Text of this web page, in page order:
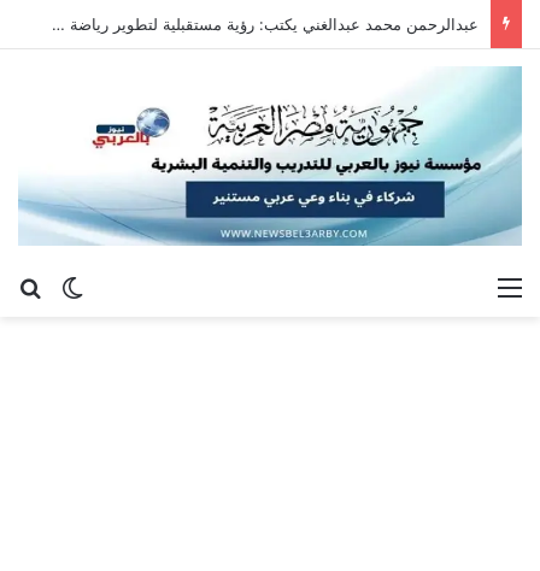
عبدالرحمن محمد عبدالغني يكتب: رؤية مستقبلية لتطوير رياضة سلاح الشيش في جمهورية مصر العربية
الوضع القائمة